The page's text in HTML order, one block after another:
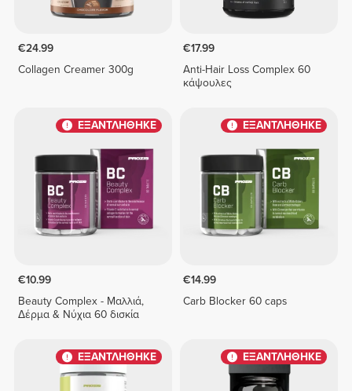
€24.99
Collagen Creamer 300g
€17.99
Anti-Hair Loss Complex 60
κάψουλες
ΕΞΑΝΤΛΗΘΗΚΕ
€10.99
Beauty Complex - Μαλλιά,
Δέρμα & Νύχια 60 δισκία
ΕΞΑΝΤΛΗΘΗΚΕ
€14.99
Carb Blocker 60 caps
ΕΞΑΝΤΛΗΘΗΚΕ ΕΞΑΝΤΛΗΘΗΚΕ